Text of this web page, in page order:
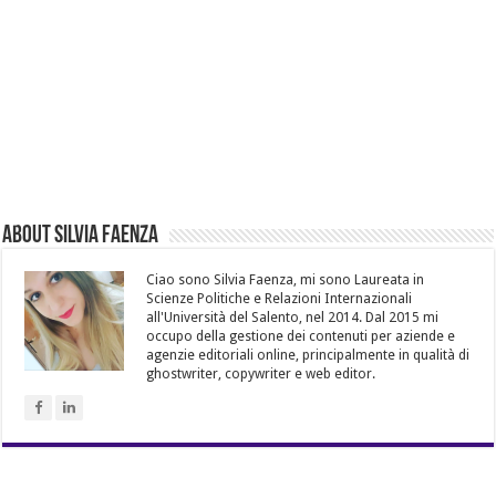
About Silvia Faenza
Ciao sono Silvia Faenza, mi sono Laureata in
Scienze Politiche e Relazioni Internazionali
all'Università del Salento, nel 2014. Dal 2015 mi
occupo della gestione dei contenuti per aziende e
agenzie editoriali online, principalmente in qualità di
ghostwriter, copywriter e web editor.